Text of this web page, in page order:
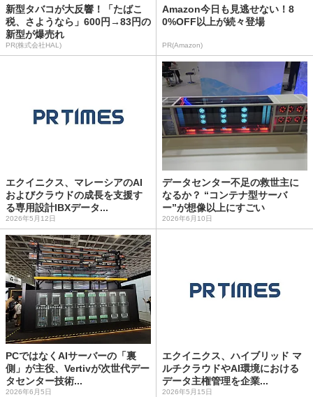
新型タバコが大反響！「たばこ
税、さようなら」600円→83円の
新型が爆売れ
PR(株式会社HAL)
Amazon今日も見逃せない！8
0%OFF以上が続々登場
PR(Amazon)
エクイニクス、マレーシアのAI
およびクラウドの成長を支援す
る専用設計IBXデータ...
2026年5月12日
データセンター不足の救世主に
なるか？ “コンテナ型サーバ
ー”が想像以上にすごい
2026年6月10日
PCではなくAIサーバーの「裏
側」が主役、Vertivが次世代デー
タセンター技術...
2026年6月5日
エクイニクス、ハイブリッド マ
ルチクラウドやAI環境における
データ主権管理を企業...
2026年5月15日